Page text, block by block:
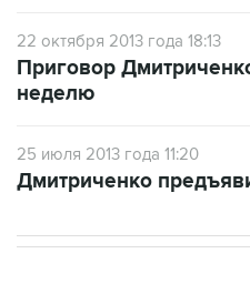
22 октября 2013 года 18:13
Приговор
неделю
25 июля 2013 года 11:20
Дмитриченко